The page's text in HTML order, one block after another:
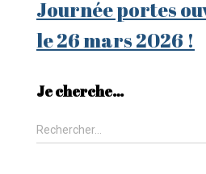
Journée portes
le 26 mars 2026 !
Je cherche…
Rechercher…